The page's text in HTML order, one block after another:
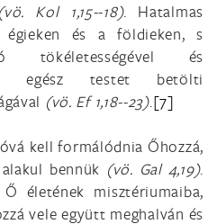
(vö. Kol 1,15--18). Hatalmas
és a földieken, s
tökéletességével és
egész testet betölti
(vö. Ef 1,18--23).[7]
kell formálódnia Őhozzá,
bennük (vö. Gal 4,19).
életének misztériumaiba,
vele együtt meghalván és